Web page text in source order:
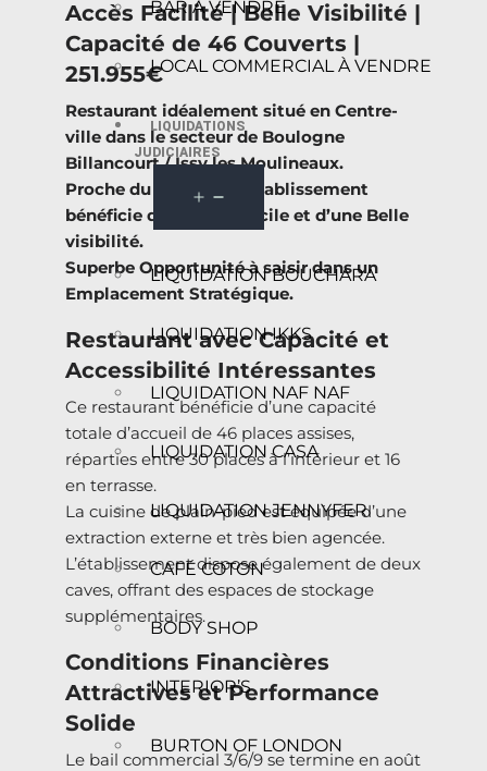
BAR À VENDRE
LOCAL COMMERCIAL À VENDRE
LIQUIDATIONS
JUDICIAIRES
LIQUIDATION BOUCHARA
LIQUIDATION IKKS
LIQUIDATION NAF NAF
LIQUIDATION CASA
LIQUIDATION JENNYFER
CAFÉ COTON
BODY SHOP
INTERIOR’S
BURTON OF LONDON
Accès Facilité | Belle Visibilité |
Capacité de 46 Couverts |
251.955€
Restaurant idéalement situé en Centre-
ville dans le secteur de Boulogne
Billancourt / Issy les Moulineaux.
Proche du Métro, cet Etablissement
bénéficie d’un Accès facile et d’une Belle
visibilité.
Superbe Opportunité à saisir dans un
Emplacement Stratégique.
Restaurant avec Capacité et
Accessibilité Intéressantes
Ce restaurant bénéficie d’une capacité
totale d’accueil de 46 places assises,
réparties entre 30 places à l’intérieur et 16
en terrasse.
La cuisine de plain-pied est équipée d’une
extraction externe et très bien agencée.
L’établissement dispose également de deux
caves, offrant des espaces de stockage
supplémentaires.
Conditions Financières
Attractives et Performance
Solide
Le bail commercial 3/6/9 se termine en août